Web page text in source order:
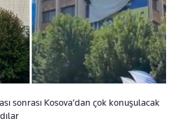
sonrası Kosova’dan çok konuşulacak